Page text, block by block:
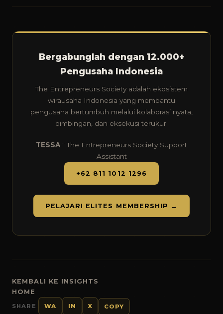
Bergabunglah dengan 12.000+
Pengusaha Indonesia
The Entrepreneurs Society adalah ekosistem
wirausaha Indonesia yang membantu
pengusaha bertumbuh melalui kolaborasi nyata,
bimbingan, dan eksekusi terukur.
TESSA" The Entrepreneurs Society Support
Assistant
+62 811 1012 1296
PELAJARI ELITES MEMBERSHIP →
KEMBALI KE INSIGHTS
HOME
SHARE WA IN X COPY